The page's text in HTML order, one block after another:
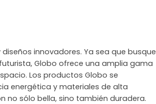
innovadores. Ya sea que busque
Globo ofrece una amplia gama
Los productos Globo se
energética y materiales de alta
no sólo bella, sino también duradera.